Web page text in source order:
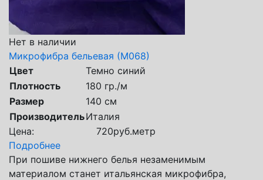
Нет в наличии
Микрофибра бельевая (М068)
Цвет
Темно синий
Плотность
180 гр./м
Размер
140 см
ПроизводительИталия
Цена:
720руб.метр
Подробнее
При пошиве нижнего белья незаменимым
материалом станет итальянская микрофибра,